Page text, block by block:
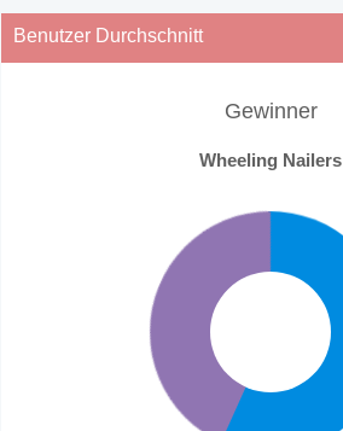
Benutzer Durchschnitt
Gewinner
Wheeling Nailers